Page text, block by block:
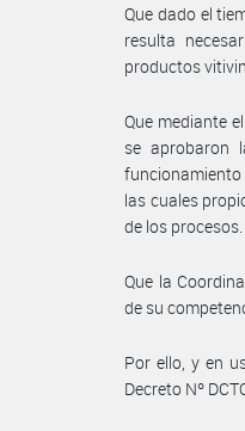
Que dado el
resulta
productos
Que mediante
se aprobaron
funcionamiento
las cuales
de los procesos.
Que la
de su
Por ello, y en
Decreto Nº